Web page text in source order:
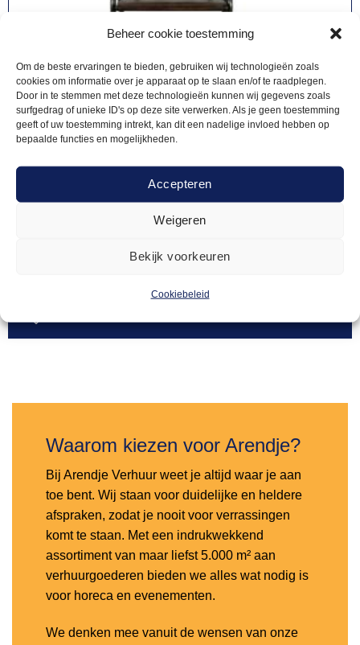
Beheer cookie toestemming
Om de beste ervaringen te bieden, gebruiken wij technologieën zoals
cookies om informatie over je apparaat op te slaan en/of te raadplegen.
Door in te stemmen met deze technologieën kunnen wij gegevens zoals
surfgedrag of unieke ID's op deze site verwerken. Als je geen toestemming
geeft of uw toestemming intrekt, kan dit een nadelige invloed hebben op
bepaalde functies en mogelijkheden.
Accepteren
Weigeren
Bekijk voorkeuren
Cookiebeleid
Waarom kiezen voor Arendje?
Bij Arendje Verhuur weet je altijd waar je aan
toe bent. Wij staan voor duidelijke en heldere
afspraken, zodat je nooit voor verrassingen
komt te staan. Met een indrukwekkend
assortiment van maar liefst 5.000 m² aan
verhuurgoederen bieden we alles wat nodig is
voor horeca en evenementen.
We denken mee vanuit de wensen van onze